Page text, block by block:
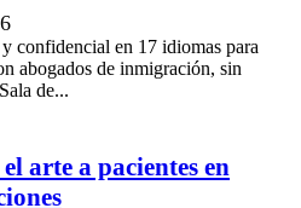
confidencial en 17 idiomas para
abogados de inmigración, sin
de...
arte a pacientes en